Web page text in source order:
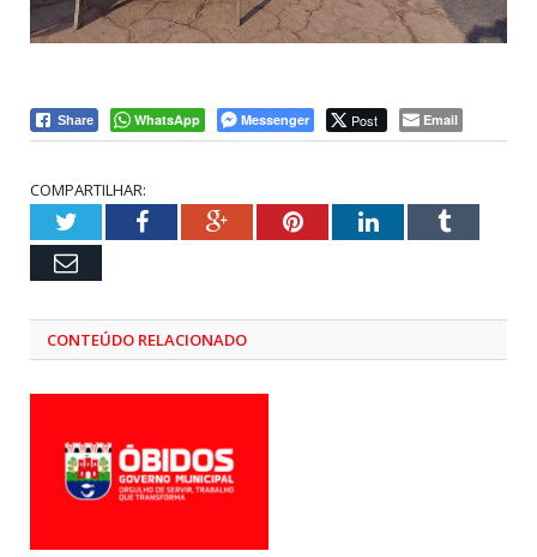
Share WhatsApp Messenger Post Email
COMPARTILHAR:
TwitterFacebookGoogle+PinterestLinkedInTumblr
Email
CONTEÚDO RELACIONADO